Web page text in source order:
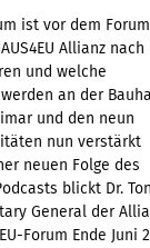
ist vor dem
Allianz nach
und welche
an der
und den neun
nun verstärkt
neuen Folge des
blickt Dr.
General der
Forum Ende Juni